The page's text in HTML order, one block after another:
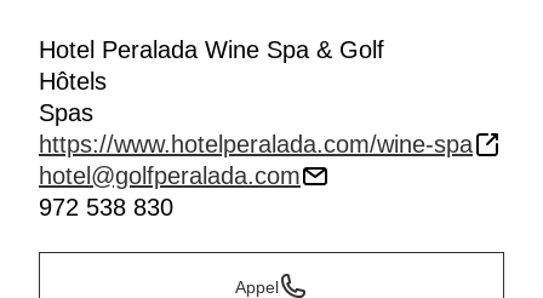
Hotel Peralada Wine Spa & Golf
Hôtels
Spas
https://www.hotelperalada.com/wine-spa
hotel@golfperalada.com
972 538 830
Appel